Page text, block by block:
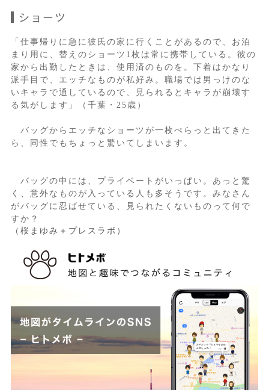
ショーツ
「仕事帰りに急に彼氏の家に行くことがあるので、お泊
まり用に、替えのショーツ1枚は常に携帯している。彼の
家から出勤したときは、使用済のものを。下着はかなり
派手目で、エッチなものが私好み。職場では男っけのな
いキャラで通しているので、見られるとキャラが崩壊す
る気がします」（千葉・25歳）
バッグからエッチなショーツが一枚ぺらっと出てきた
ら、同性でもちょっと驚いてしまいます。
バッグの中には、プライベートがいっぱい。あっと驚
く、意外なものが入っている人も多そうです。みなさん
がバッグに忍ばせている、見られたくないものって何で
すか？
（桜まゆみ＋プレスラボ）